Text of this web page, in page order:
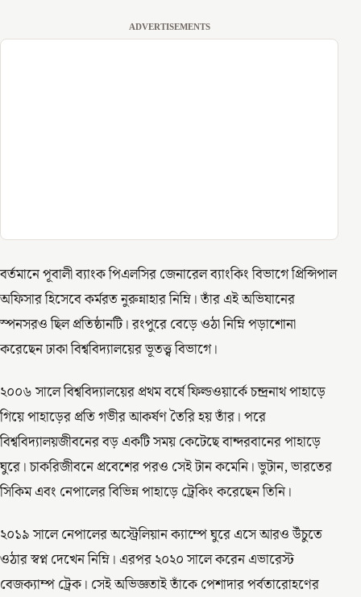
ADVERTISEMENTS
বর্তমানে পূবালী ব্যাংক পিএলসির জেনারেল ব্যাংকিং বিভাগে প্রিন্সিপাল
অফিসার হিসেবে কর্মরত নুরুন্নাহার নিম্নি। তাঁর এই অভিযানের
স্পনসরও ছিল প্রতিষ্ঠানটি। রংপুরে বেড়ে ওঠা নিম্নি পড়াশোনা
করেছেন ঢাকা বিশ্ববিদ্যালয়ের ভূতত্ত্ব বিভাগে।
২০০৬ সালে বিশ্ববিদ্যালয়ের প্রথম বর্ষে ফিল্ডওয়ার্কে চন্দ্রনাথ পাহাড়ে
গিয়ে পাহাড়ের প্রতি গভীর আকর্ষণ তৈরি হয় তাঁর। পরে
বিশ্ববিদ্যালয়জীবনের বড় একটি সময় কেটেছে বান্দরবানের পাহাড়ে
ঘুরে। চাকরিজীবনে প্রবেশের পরও সেই টান কমেনি। ভুটান, ভারতের
সিকিম এবং নেপালের বিভিন্ন পাহাড়ে ট্রেকিং করেছেন তিনি।
২০১৯ সালে নেপালের অস্ট্রেলিয়ান ক্যাম্পে ঘুরে এসে আরও উঁচুতে
ওঠার স্বপ্ন দেখেন নিম্নি। এরপর ২০২০ সালে করেন এভারেস্ট
বেজক্যাম্প ট্রেক। সেই অভিজ্ঞতাই তাঁকে পেশাদার পর্বতারোহণের